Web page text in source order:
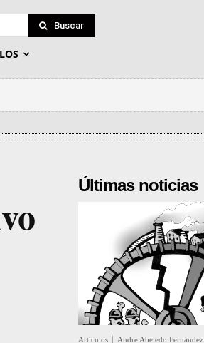
Buscar
Últimas noticias
Artículos André Abeledo Fernández